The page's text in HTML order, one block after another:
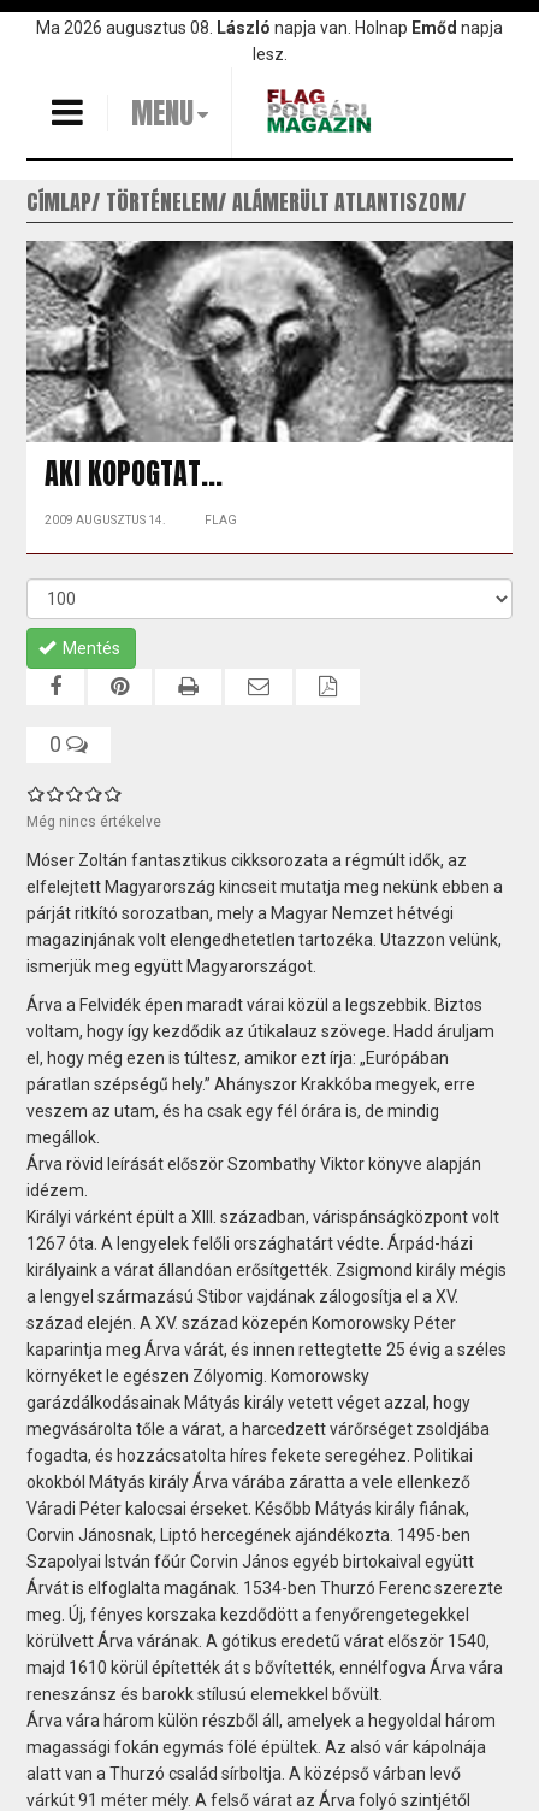
UgrásMa 2026 augusztus 08. László napja van. Holnap Emőd napja
lesz.
MENU
CÍMLAP TÖRTÉNELEM ALÁMERÜLT ATLANTISZOM
AKI KOPOGTAT...
2009 AUGUSZTUS 14. FLAG
Mentés
0
Még nincs értékelve
Móser Zoltán fantasztikus cikksorozata a régmúlt idők, az
elfelejtett Magyarország kincseit mutatja meg nekünk ebben a
párját ritkító sorozatban, mely a Magyar Nemzet hétvégi
magazinjának volt elengedhetetlen tartozéka. Utazzon velünk,
ismerjük meg együtt Magyarországot.
Árva a Felvidék épen maradt várai közül a legszebbik. Biztos
voltam, hogy így kezdődik az útikalauz szövege. Hadd áruljam
el, hogy még ezen is túltesz, amikor ezt írja: „Európában
páratlan szépségű hely.” Ahányszor Krakkóba megyek, erre
veszem az utam, és ha csak egy fél órára is, de mindig
megállok.
Árva rövid leírását először Szombathy Viktor könyve alapján
idézem.
Királyi várként épült a XIII. században, várispánságközpont volt
1267 óta. A lengyelek felőli országhatárt védte. Árpád-házi
királyaink a várat állandóan erősítgették. Zsigmond király mégis
a lengyel származású Stibor vajdának zálogosítja el a XV.
század elején. A XV. század közepén Komorowsky Péter
kaparintja meg Árva várát, és innen rettegtette 25 évig a széles
környéket le egészen Zólyomig. Komorowsky
garázdálkodásainak Mátyás király vetett véget azzal, hogy
megvásárolta tőle a várat, a harcedzett várőrséget zsoldjába
fogadta, és hozzácsatolta híres fekete seregéhez. Politikai
okokból Mátyás király Árva várába záratta a vele ellenkező
Váradi Péter kalocsai érseket. Később Mátyás király fiának,
Corvin Jánosnak, Liptó hercegének ajándékozta. 1495-ben
Szapolyai István főúr Corvin János egyéb birtokaival együtt
Árvát is elfoglalta magának. 1534-ben Thurzó Ferenc szerezte
meg. Új, fényes korszaka kezdődött a fenyőrengetegekkel
körülvett Árva várának. A gótikus eredetű várat először 1540,
majd 1610 körül építették át s bővítették, ennélfogva Árva vára
reneszánsz és barokk stílusú elemekkel bővült.
Árva vára három külön részből áll, amelyek a hegyoldal három
magassági fokán egymás fölé épültek. Az alsó vár kápolnája
alatt van a Thurzó család sírboltja. A középső várban levő
várkút 91 méter mély. A felső várat az Árva folyó szintjétől